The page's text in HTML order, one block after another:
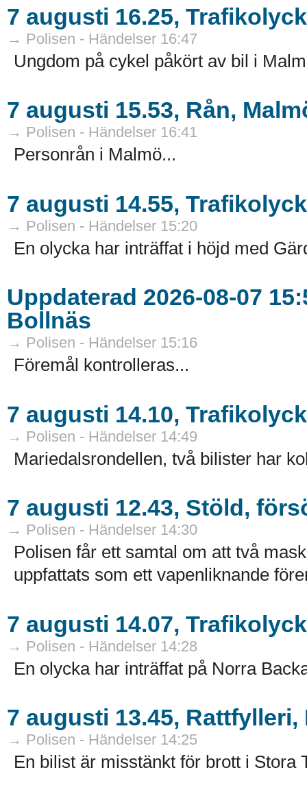
7 augusti 16.25,
→ Polisen - Händelser 16:47
Ungdom på cykel påkört av bil i
7 augusti 15.53, Rån,
→ Polisen - Händelser 16:41
Personrån i Malmö...
7 augusti 14.55,
→ Polisen - Händelser 15:20
En olycka har inträffat i höjd med
Uppdaterad 2026-08-07
Bollnäs
→ Polisen - Händelser 15:16
Föremål kontrolleras...
7 augusti 14.10,
→ Polisen - Händelser 14:49
Mariedalsrondellen, två bilister har
7 augusti 12.43, Stöld,
→ Polisen - Händelser 14:30
Polisen får ett samtal om att två
uppfattats som ett vapenliknande
7 augusti 14.07,
→ Polisen - Händelser 14:28
En olycka har inträffat på Norra
7 augusti 13.45,
→ Polisen - Händelser 14:25
En bilist är misstänkt för brott i Stora